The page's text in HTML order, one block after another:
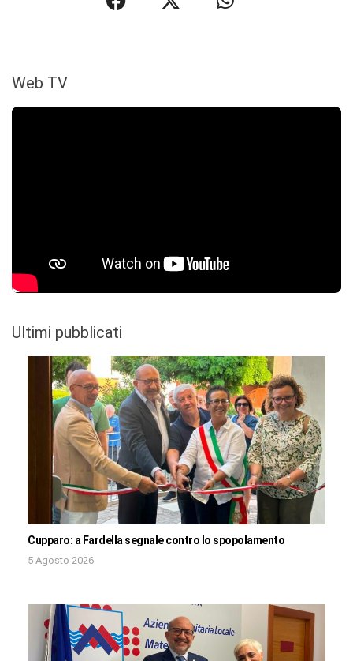
Web TV
Ultimi pubblicati
Cupparo: a Fardella segnale contro lo spopolamento
5 Agosto 2026